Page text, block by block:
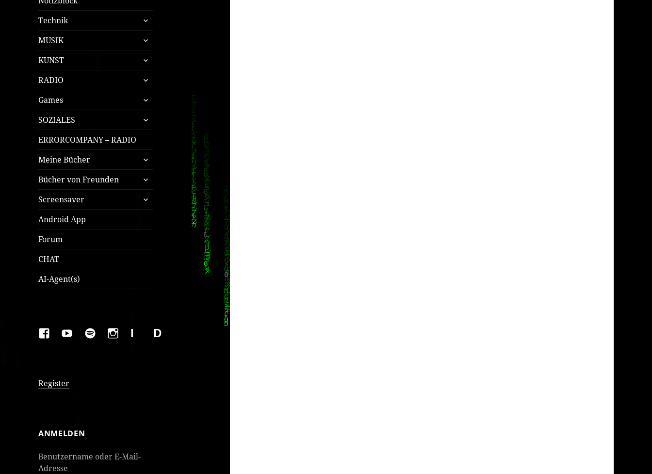
Technik
untermenü
öffnen
MUSIK
untermenü
öffnen
KUNST
untermenü
öffnen
RADIO
untermenü
öffnen
Games
untermenü
öffnen
SOZIALES
untermenü
öffnen
ERRORCOMPANY – RADIO
Meine Bücher
untermenü
öffnen
Bücher von Freunden
untermenü
öffnen
Screensaver
untermenü
öffnen
Android App
Forum
CHAT
AI-Agent(s)
FAKEBOOK
YOUTUBESPOTIFYINSTAGRAM
IMPRESSUMDatenschutzerklärung
Register
ANMELDEN
Benutzername oder E-Mail-
Adresse